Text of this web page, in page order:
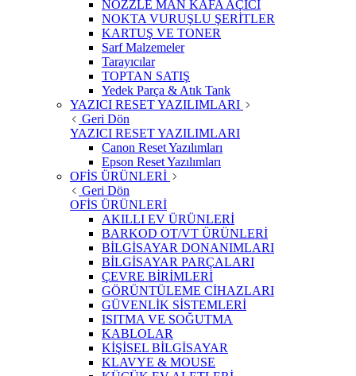
NOZZLE MAN KAFA AÇICI
NOKTA VURUŞLU ŞERİTLER
KARTUŞ VE TONER
Sarf Malzemeler
Tarayıcılar
TOPTAN SATIŞ
Yedek Parça & Atık Tank
YAZICI RESET YAZILIMLARI
Geri Dön
YAZICI RESET YAZILIMLARI
Canon Reset Yazılımları
Epson Reset Yazılımları
OFİS ÜRÜNLERİ
Geri Dön
OFİS ÜRÜNLERİ
AKILLI EV ÜRÜNLERİ
BARKOD OT/VT ÜRÜNLERİ
BİLGİSAYAR DONANIMLARI
BİLGİSAYAR PARÇALARI
ÇEVRE BİRİMLERİ
GÖRÜNTÜLEME CİHAZLARI
GÜVENLİK SİSTEMLERİ
ISITMA VE SOĞUTMA
KABLOLAR
KİŞİSEL BİLGİSAYAR
KLAVYE & MOUSE